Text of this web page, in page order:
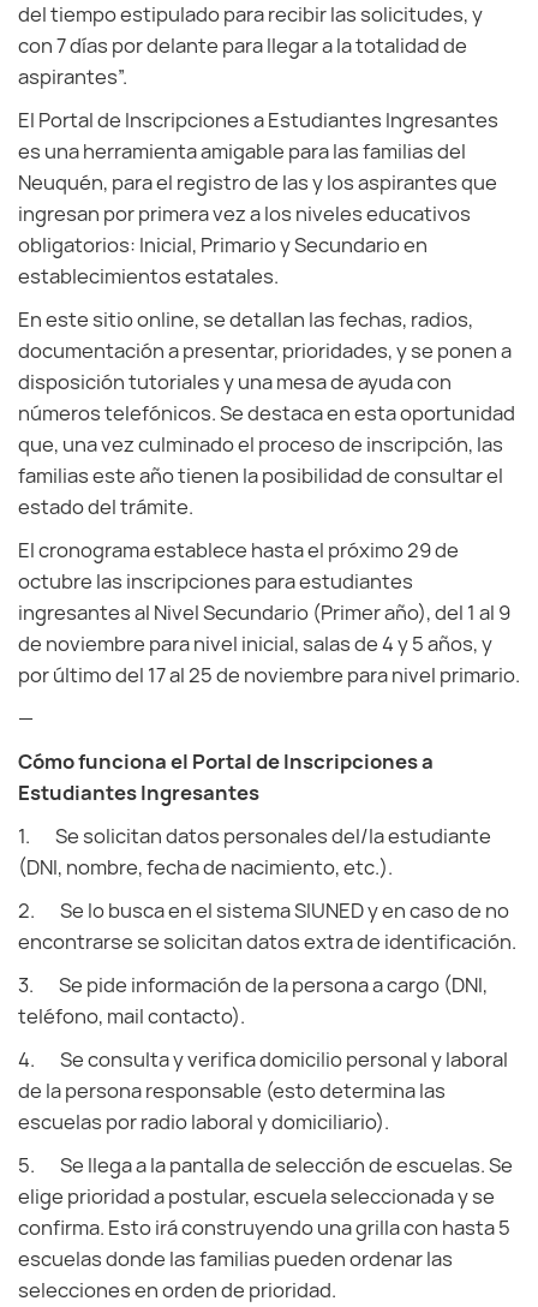
del tiempo estipulado para recibir las solicitudes, y
con 7 días por delante para llegar a la totalidad de
aspirantes”.
El Portal de Inscripciones a Estudiantes Ingresantes
es una herramienta amigable para las familias del
Neuquén, para el registro de las y los aspirantes que
ingresan por primera vez a los niveles educativos
obligatorios: Inicial, Primario y Secundario en
establecimientos estatales.
En este sitio online, se detallan las fechas, radios,
documentación a presentar, prioridades, y se ponen a
disposición tutoriales y una mesa de ayuda con
números telefónicos. Se destaca en esta oportunidad
que, una vez culminado el proceso de inscripción, las
familias este año tienen la posibilidad de consultar el
estado del trámite.
El cronograma establece hasta el próximo 29 de
octubre las inscripciones para estudiantes
ingresantes al Nivel Secundario (Primer año), del 1 al 9
de noviembre para nivel inicial, salas de 4 y 5 años, y
por último del 17 al 25 de noviembre para nivel primario.
—
Cómo funciona el Portal de Inscripciones a
Estudiantes Ingresantes
1. Se solicitan datos personales del/la estudiante
(DNI, nombre, fecha de nacimiento, etc.).
2. Se lo busca en el sistema SIUNED y en caso de no
encontrarse se solicitan datos extra de identificación.
3. Se pide información de la persona a cargo (DNI,
teléfono, mail contacto).
4. Se consulta y verifica domicilio personal y laboral
de la persona responsable (esto determina las
escuelas por radio laboral y domiciliario).
5. Se llega a la pantalla de selección de escuelas. Se
elige prioridad a postular, escuela seleccionada y se
confirma. Esto irá construyendo una grilla con hasta 5
escuelas donde las familias pueden ordenar las
selecciones en orden de prioridad.